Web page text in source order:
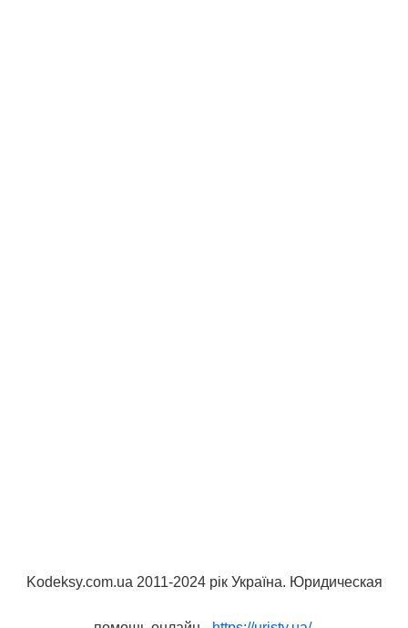
Kodeksy.com.ua 2011-2024 рік Україна. Юридическая